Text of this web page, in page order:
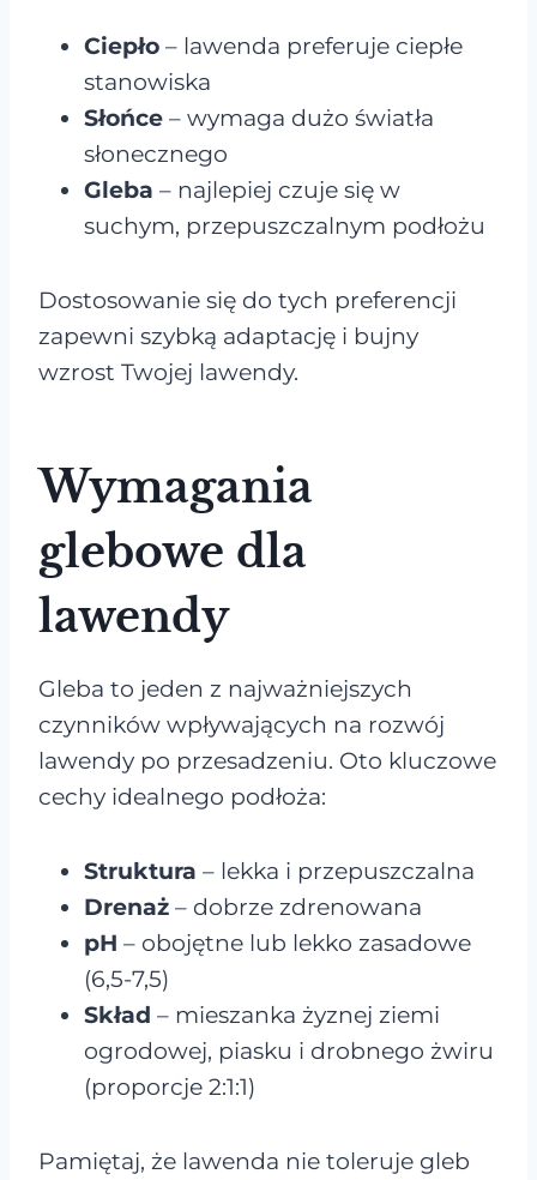
Ciepło – lawenda preferuje ciepłe
stanowiska
Słońce – wymaga dużo światła
słonecznego
Gleba – najlepiej czuje się w
suchym, przepuszczalnym podłożu
Dostosowanie się do tych preferencji
zapewni szybką adaptację i bujny
wzrost Twojej lawendy.
Wymagania
glebowe dla
lawendy
Gleba to jeden z najważniejszych
czynników wpływających na rozwój
lawendy po przesadzeniu. Oto kluczowe
cechy idealnego podłoża:
Struktura – lekka i przepuszczalna
Drenaż – dobrze zdrenowana
pH – obojętne lub lekko zasadowe
(6,5-7,5)
Skład – mieszanka żyznej ziemi
ogrodowej, piasku i drobnego żwiru
(proporcje 2:1:1)
Pamiętaj, że lawenda nie toleruje gleb